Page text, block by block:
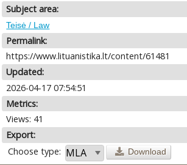
Subject area:
Teisė / Law
Permalink:
https://www.lituanistika.lt/content/61481
Updated:
2026-04-17 07:54:51
Metrics:
Views: 41
Export:
Choose type:
Download